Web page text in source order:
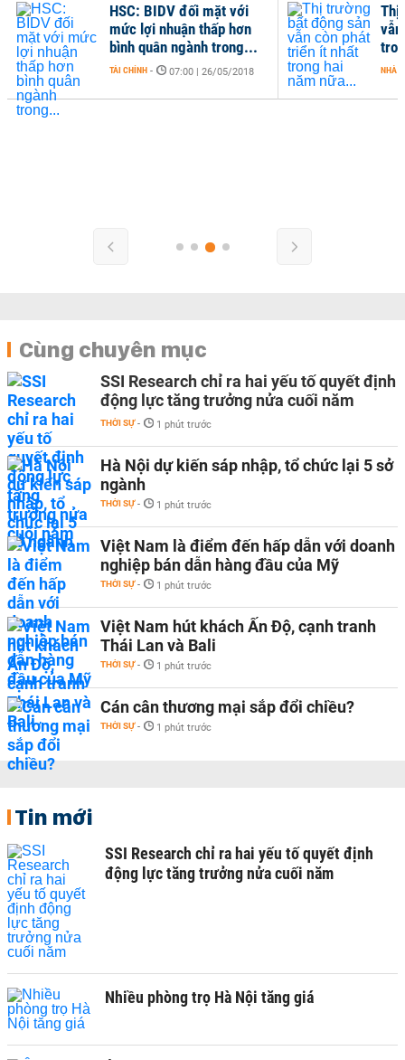
Thị
NHÀ
HSC: BIDV đối mặt với
mức lợi nhuận thấp hơn
bình quân ngành trong...
TÀI CHÍNH - 07:00 | 26/05/2018
Cùng chuyên mục
SSI Research chỉ ra hai yếu tố quyết định
động lực tăng trưởng nửa cuối năm
THỜI SỰ - 1 phút trước
Hà Nội dự kiến sáp nhập, tổ chức lại 5 sở
ngành
THỜI SỰ - 1 phút trước
Việt Nam là điểm đến hấp dẫn với doanh
nghiệp bán dẫn hàng đầu của Mỹ
THỜI SỰ - 1 phút trước
Việt Nam hút khách Ấn Độ, cạnh tranh
Thái Lan và Bali
THỜI SỰ - 1 phút trước
Cán cân thương mại sắp đổi chiều?
THỜI SỰ - 1 phút trước
Tin mới
SSI Research chỉ ra hai yếu tố quyết định
động lực tăng trưởng nửa cuối năm
Nhiều phòng trọ Hà Nội tăng giá